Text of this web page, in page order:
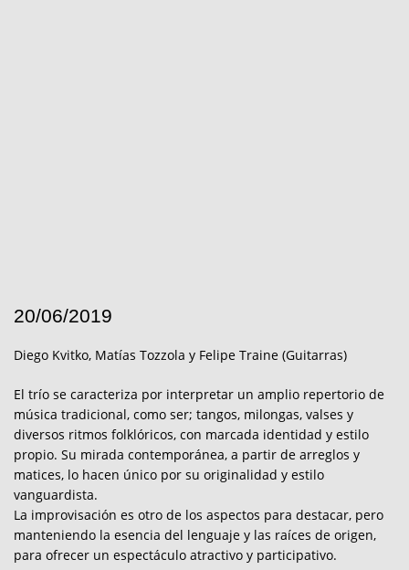
20/06/2019
Diego Kvitko, Matías Tozzola y Felipe Traine (Guitarras)
El trío se caracteriza por interpretar un amplio repertorio de
música tradicional, como ser; tangos, milongas, valses y
diversos ritmos folklóricos, con marcada identidad y estilo
propio. Su mirada contemporánea, a partir de arreglos y
matices, lo hacen único por su originalidad y estilo
vanguardista.
La improvisación es otro de los aspectos para destacar, pero
manteniendo la esencia del lenguaje y las raíces de origen,
para ofrecer un espectáculo atractivo y participativo.